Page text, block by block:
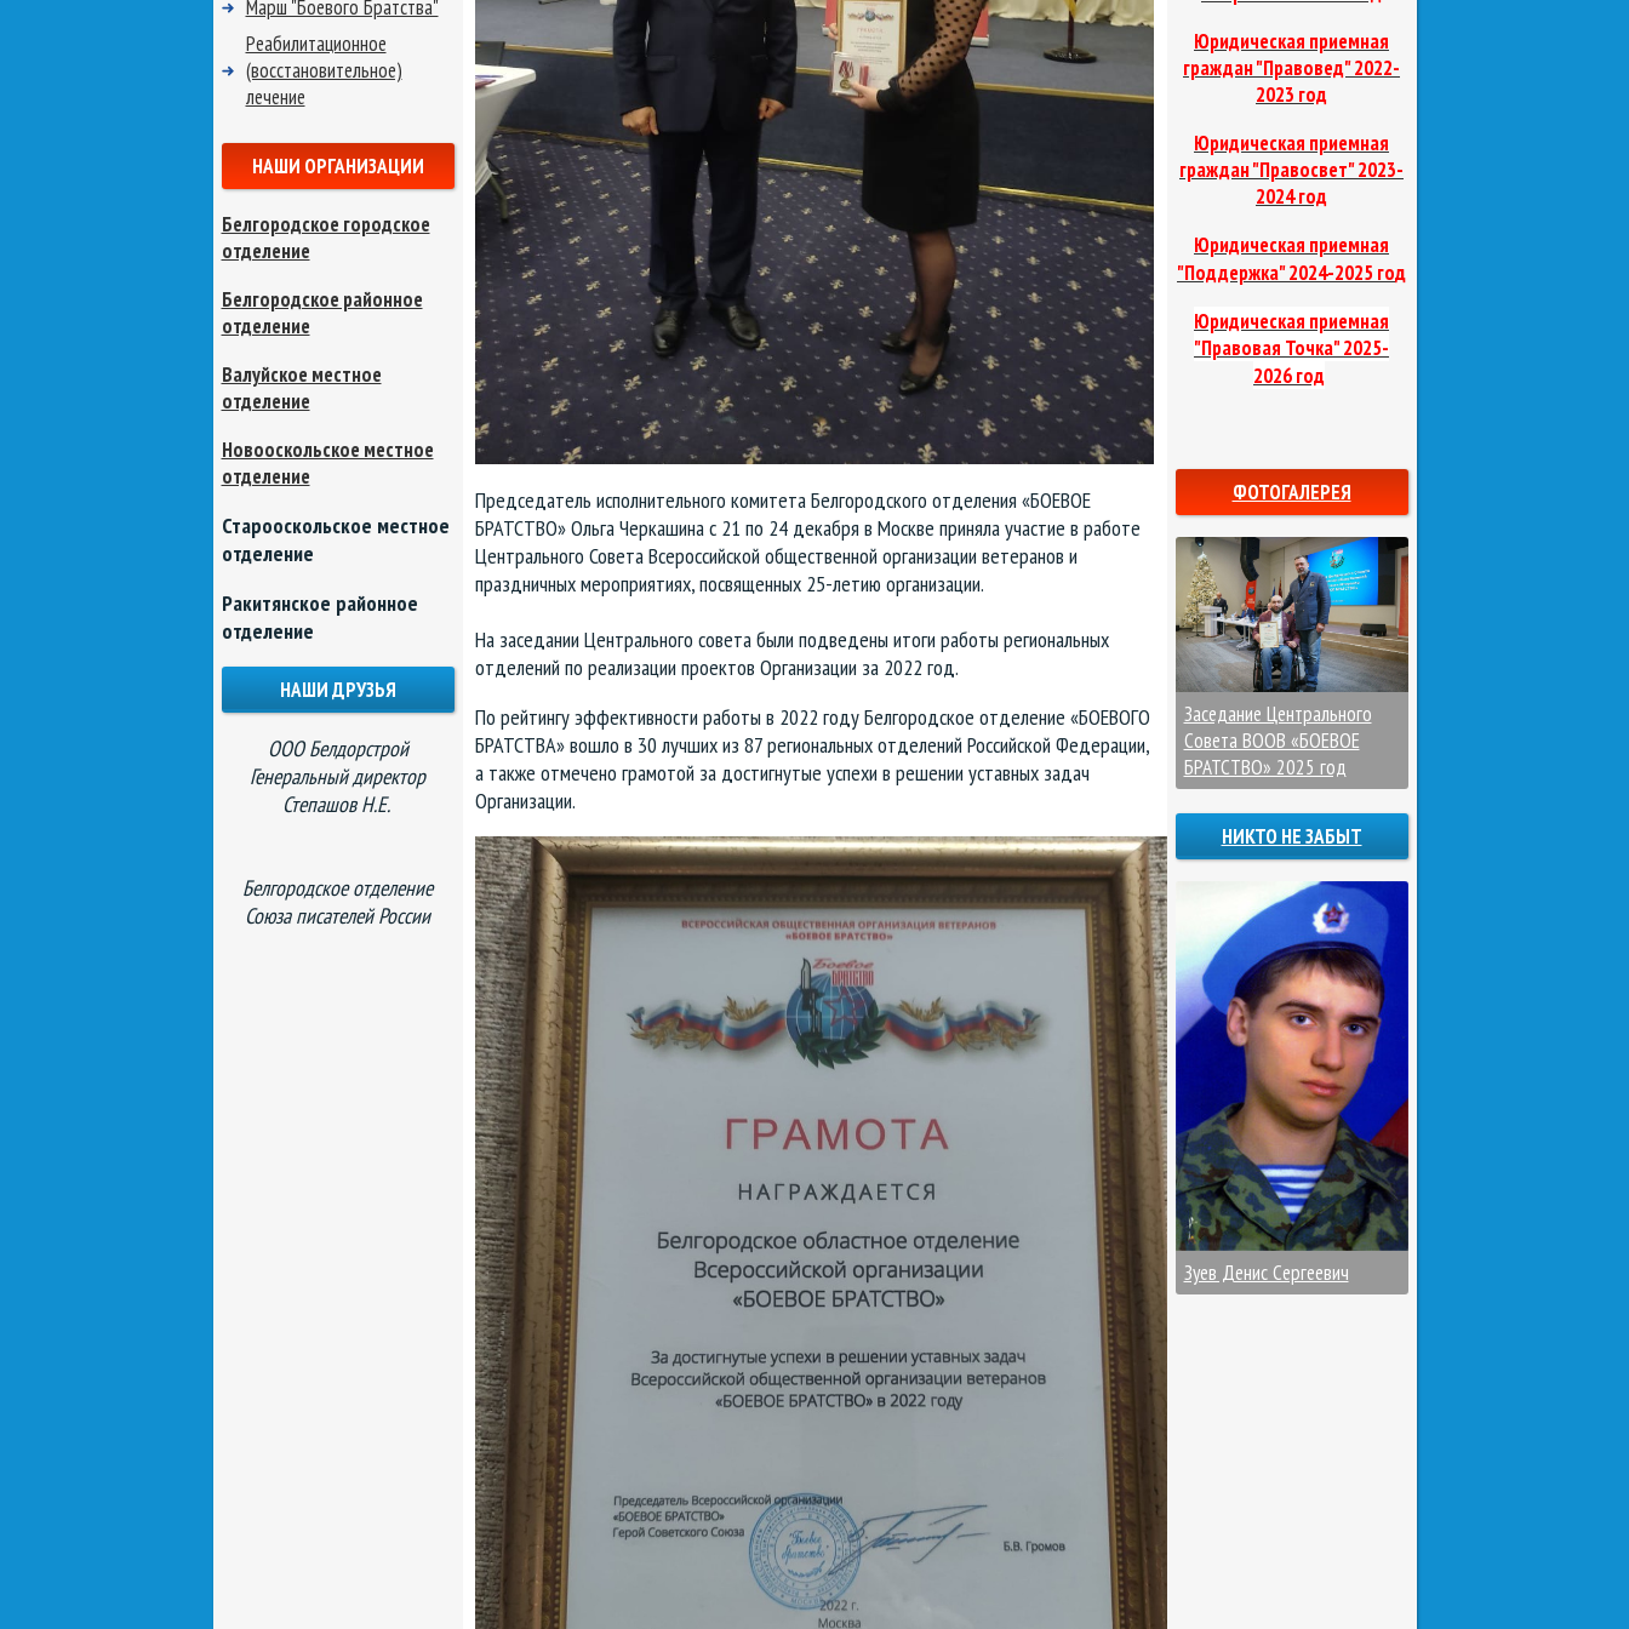
Председатель исполнительного комитета Белгородского отделения «БОЕВОЕ
БРАТСТВО» Ольга Черкашина с 21 по 24 декабря в Москве приняла участие в работе
Центрального Совета Всероссийской общественной организации ветеранов и
праздничных мероприятиях, посвященных 25-летию организации.
На заседании Центрального совета были подведены итоги работы региональных
отделений по реализации проектов Организации за 2022 год.
По рейтингу эффективности работы в 2022 году Белгородское отделение «БОЕВОГО
БРАТСТВА» вошло в 30 лучших из 87 региональных отделений Российской Федерации,
а также отмечено грамотой за достигнутые успехи в решении уставных задач
Организации.
Марш "Боевого Братства"
Реабилитационное
(восстановительное)
лечение
НАШИ ОРГАНИЗАЦИИ
Белгородское городское
отделение
Белгородское районное
отделение
Валуйское местное
отделение
Новооскольское местное
отделение
Старооскольское местное
отделение
Ракитянское районное
отделение
НАШИ ДРУЗЬЯ
ООО Белдорстрой
Генеральный директор
Степашов Н.Е.
Белгородское отделение
Союза писателей России
Юридическая приемная
граждан "Правовед"2022-
2023 год
Юридическая приемная
граждан "Правосвет"2023-
2024 год
Юридическая приемная
"Поддержка"2024-2025 год
Юридическая приемная
"Правовая Точка"2025-
2026 год
ФОТОГАЛЕРЕЯ
Заседание Центрального
Совета ВООВ «БОЕВОЕ
БРАТСТВО» 2025 год
НИКТО НЕ ЗАБЫТ
Зуев Денис Сергеевич